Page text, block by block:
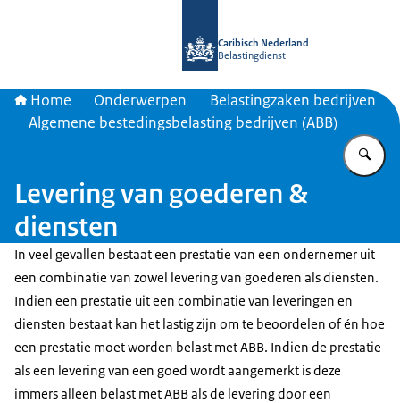
Caribisch Nederland
Belastingdienst
Home Onderwerpen
Belastingzaken bedrijven
Algemene bestedingsbelasting bedrijven (ABB)
Levering van goederen &
diensten
In veel gevallen bestaat een prestatie van een ondernemer uit
een combinatie van zowel levering van goederen als diensten.
Indien een prestatie uit een combinatie van leveringen en
diensten bestaat kan het lastig zijn om te beoordelen of én hoe
een prestatie moet worden belast met ABB. Indien de prestatie
als een levering van een goed wordt aangemerkt is deze
immers alleen belast met ABB als de levering door een